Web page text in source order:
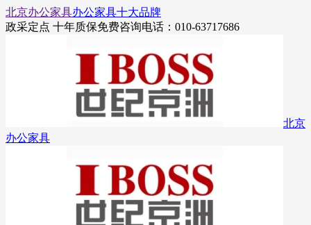
北京办公家具办公家具十大品牌
政采定点 十年质保免费咨询电话：010-63717686
北京
办公家具